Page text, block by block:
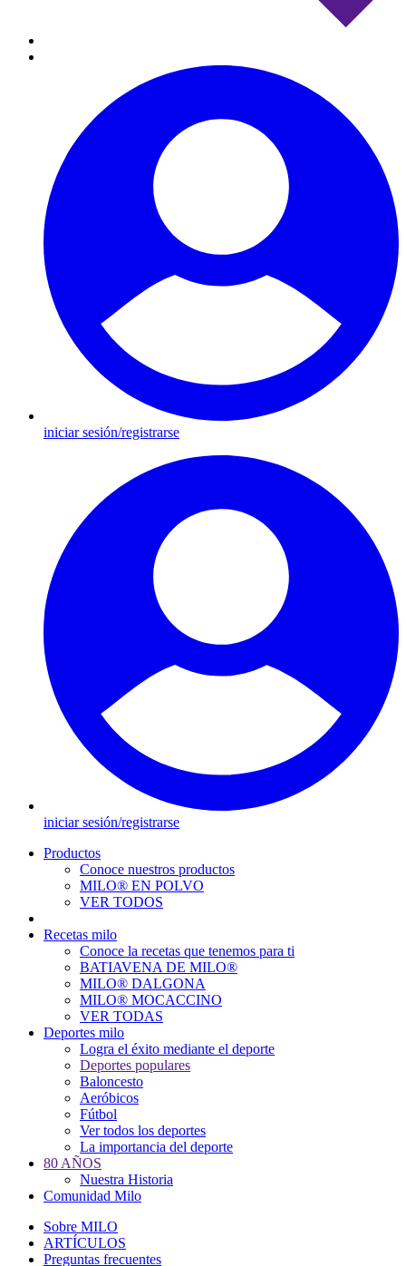
iniciar sesión/registrarse
iniciar sesión/registrarse
navigation
Productos
Conoce nuestros productos
MILO® EN POLVO
VER TODOS
Recetas milo
Conoce la recetas que tenemos para ti
BATIAVENA DE MILO®
MILO® DALGONA
MILO® MOCACCINO
VER TODAS
Deportes milo
Logra el éxito mediante el deporte
Deportes populares
Baloncesto
Aeróbicos
Fútbol
Ver todos los deportes
La importancia del deporte
80 AÑOS
Nuestra Historia
Comunidad Milo
Sobre MILO
ARTÍCULOS
Preguntas frecuentes